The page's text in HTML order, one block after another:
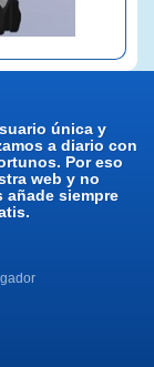
única y
a diario con
Por eso
web y no
siempre